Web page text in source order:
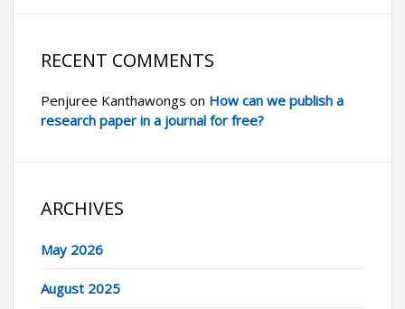
RECENT COMMENTS
Penjuree Kanthawongs on How can we publish a
research paper in a journal for free?
ARCHIVES
May 2026
August 2025